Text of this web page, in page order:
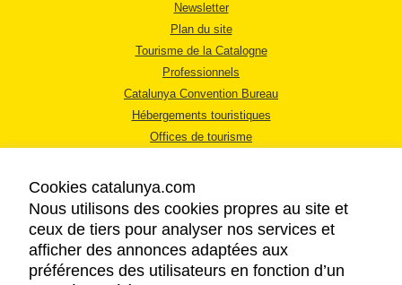
Newsletter
Plan du site
Tourisme de la Catalogne
Professionnels
Catalunya Convention Bureau
Hébergements touristiques
Offices de tourisme
MENTIONS LÉGALES
Cookies catalunya.com
Nous utilisons des cookies propres au site et
ceux de tiers pour analyser nos services et
afficher des annonces adaptées aux
préférences des utilisateurs en fonction d’un